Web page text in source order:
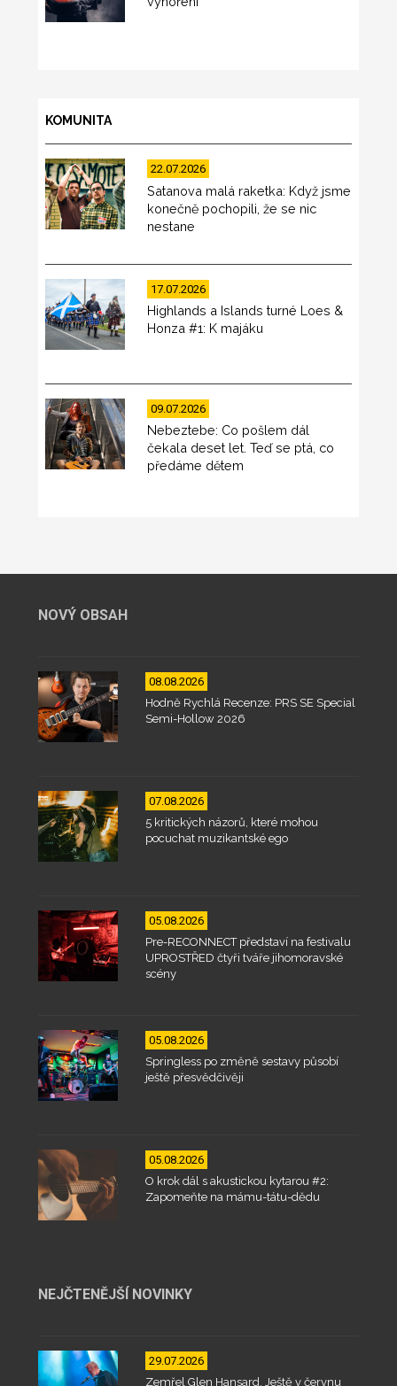
KOMUNITA
22.07.2026
Satanova malá raketka: Když jsme
konečně pochopili, že se nic
nestane
17.07.2026
Highlands a Islands turné Loes &
Honza #1: K majáku
09.07.2026
Nebeztebe: Co pošlem dál
čekala deset let. Teď se ptá, co
předáme dětem
NOVÝ OBSAH
08.08.2026
Hodně Rychlá Recenze: PRS SE Special
Semi-Hollow 2026
07.08.2026
5 kritických názorů, které mohou
pocuchat muzikantské ego
05.08.2026
Pre-RECONNECT představí na festivalu
UPROSTŘED čtyři tváře jihomoravské
scény
05.08.2026
Springless po změně sestavy působí
ještě přesvědčivěji
05.08.2026
O krok dál s akustickou kytarou #2:
Zapomeňte na mámu-tátu-dědu
NEJČTENĚJŠÍ NOVINKY
29.07.2026
Zemřel Glen Hansard. Ještě v červnu